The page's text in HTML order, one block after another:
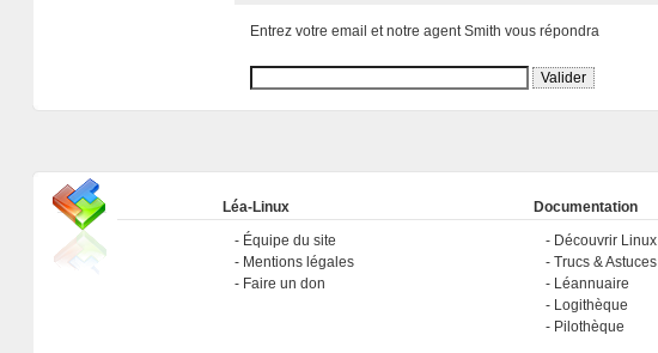
Entrez votre email et notre agent Smith vous répondra
Léa-Linux
Équipe du site
Mentions légales
Faire un don
Documentation
Découvrir Linux
Trucs & Astuces
Léannuaire
Logithèque
Pilothèque